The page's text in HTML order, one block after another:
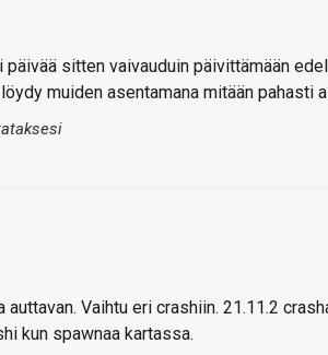
päivää sitten vaivauduin päivittämään
muiden asentamana mitään pahasti
auttavan. Vaihtu eri crashiin. 21.11.2
kun spawnaa kartassa.